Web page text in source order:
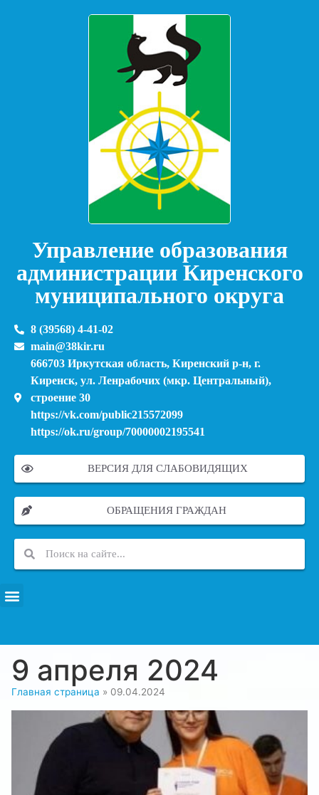
Управление образования
администрации Киренского
муниципального округа
8 (39568) 4-41-02
main@38kir.ru
666703 Иркутская область, Киренский р-н, г.
Киренск, ул. Ленрабочих (мкр. Центральный),
строение 30
https://vk.com/public215572099
https://ok.ru/group/70000002195541
ВЕРСИЯ ДЛЯ СЛАБОВИДЯЩИХ
ОБРАЩЕНИЯ ГРАЖДАН
9 апреля 2024
Главная страница » 09.04.2024